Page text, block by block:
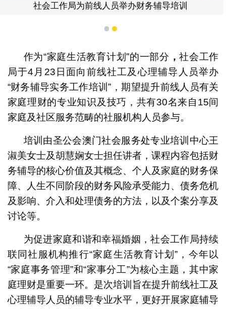
社会工作局为前线人员举办财务辅导培训
1 2
作为“家庭生活教育计划”的一部分 ，社会工作
局于4月23日面向前线社工及心理辅导人员举办
“财务辅导实务工作培训”，期望提升前线人员有关
家庭理财的专业知识及技巧，共有30名来自15间
家庭及社区服务范畴的社服机构人员参与。
培训由圣公会澳门社会服务处专业培训中心王
淑美女士及胡慧娴女士担任讲者，课程内容包括财
务辅导的核心价值及其概念、个人及家庭的财务保
障、人生不同阶段的财务风险承受能力、债务危机
及影响、介入和处理债务的方法，以及个案分享及
讨论等。
为促进家庭和谐和幸福婚姻，社会工作局持续
联同社服机构推行“家庭生活教育计划”，今年以
“家庭事务管理”和“家事分工”为核心主题，其中家
庭理财是重要一环。是次培训旨在提升前线社工及
心理辅导人员的辅导专业水平，更好开展家庭辅导